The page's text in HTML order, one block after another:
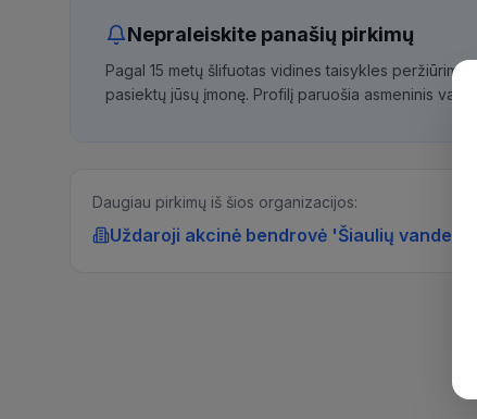
Nepraleiskite panašių pirkimų
Pagal 15 metų šlifuotas vidines taisykles
pasiektų jūsų įmonę. Profilį paruošia asmeninis
Daugiau pirkimų iš šios organizacijos:
Uždaroji akcinė bendrovė 'Šiaulių